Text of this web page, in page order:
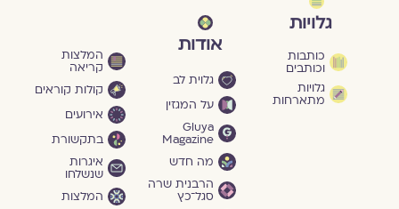
גלויות
כותבות
וכותבים
גלויות
מתארחות
אודות
גלוית לב
על המגזין
Gluya
Magazine
מה חדש
הרבנית שרה
סגל־כץ
המלצות
קריאה
קולות קוראים
אירועים
בתקשורת
איגרות
שנשלחו
המלצות